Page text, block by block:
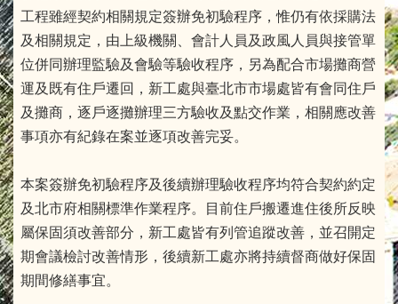
工程雖經契約相關規定簽辦免初驗程序，惟仍有依採購法
及相關規定，由上級機關、會計人員及政風人員與接管單
位併同辦理監驗及會驗等驗收程序，另為配合市場攤商營
運及既有住戶遷回，新工處與臺北市市場處皆有會同住戶
及攤商，逐戶逐攤辦理三方驗收及點交作業，相關應改善
事項亦有紀錄在案並逐項改善完妥。
本案簽辦免初驗程序及後續辦理驗收程序均符合契約約定
及北市府相關標準作業程序。目前住戶搬遷進住後所反映
屬保固須改善部分，新工處皆有列管追蹤改善，並召開定
期會議檢討改善情形，後續新工處亦將持續督商做好保固
期間修繕事宜。